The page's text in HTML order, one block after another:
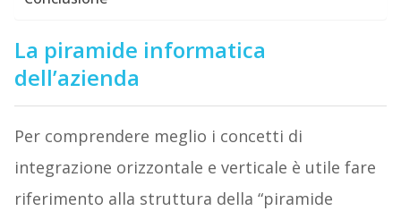
La piramide informatica
dell’azienda
Per comprendere meglio i concetti di
integrazione orizzontale e verticale è utile fare
riferimento alla struttura della “piramide